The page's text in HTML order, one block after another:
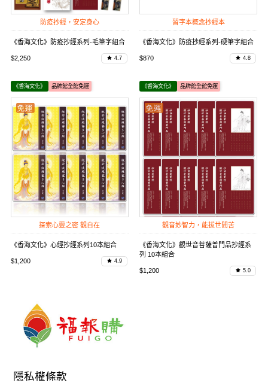
防疫抄經，安定身心
《香海文化》防疫抄經系列-毛筆字組合
$2,250 4.7
習字本概念抄經本
《香海文化》防疫抄經系列-硬筆字組合
$870 4.8
《香海文化》 品牌館全館免運
探索心靈之密 觀自在
《香海文化》心經抄經系列10本組合
$1,200 4.9
《香海文化》 品牌館全館免運
觀音妙智力，能拔世間苦
《香海文化》觀世音菩薩普門品抄經系
列 10本組合
$1,200 5.0
隱私權條款